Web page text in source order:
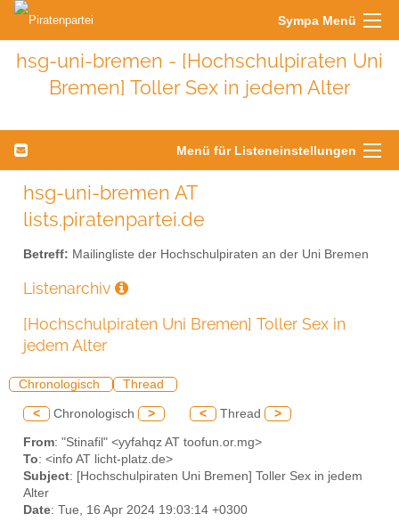
Sympa Menü
hsg-uni-bremen - [Hochschulpiraten Uni
Bremen] Toller Sex in jedem Alter
Menü für Listeneinstellungen
hsg-uni-bremen AT
lists.piratenpartei.de
Betreff: Mailingliste der Hochschulpiraten an der Uni Bremen
Listenarchiv
[Hochschulpiraten Uni Bremen] Toller Sex in
jedem Alter
Chronologisch Thread
< Chronologisch > < Thread >
From: "Stinafil" <yyfahqz AT toofun.or.mg>
To: <info AT licht-platz.de>
Subject: [Hochschulpiraten Uni Bremen] Toller Sex in jedem
Alter
Date: Tue, 16 Apr 2024 19:03:14 +0300